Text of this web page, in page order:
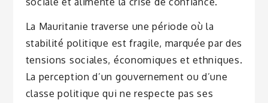
La Mauritanie traverse une période où la
stabilité politique est fragile, marquée par des
tensions sociales, économiques et ethniques.
La perception d’un gouvernement ou d’une
classe politique qui ne respecte pas ses